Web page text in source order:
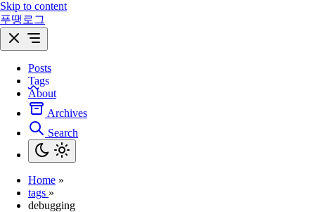
Skip to content
푸땡로그
Posts
Tags
About
Archives
Search
Home »
tags »
debugging